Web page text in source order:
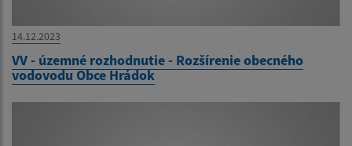
14.12.2023
VV - územné rozhodnutie - Rozšírenie obecného
vodovodu Obce Hrádok